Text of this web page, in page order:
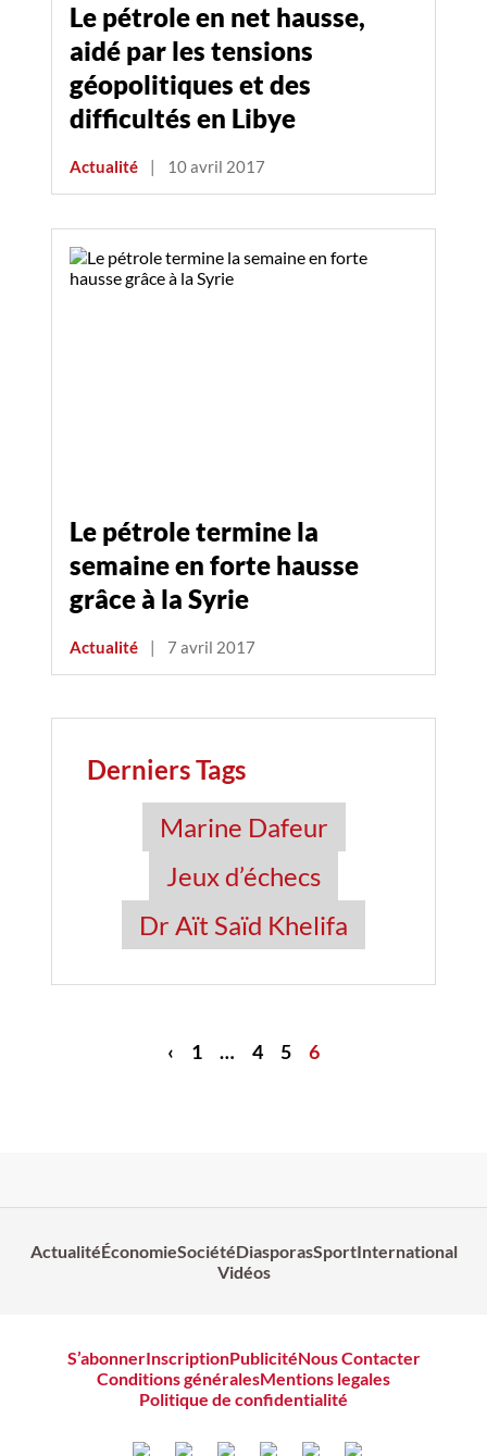
Le pétrole en net hausse,
aidé par les tensions
géopolitiques et des
difficultés en Libye
Actualité | 10 avril 2017
Le pétrole termine la
semaine en forte hausse
grâce à la Syrie
Actualité | 7 avril 2017
Derniers Tags
Marine Dafeur
Jeux d’échecs
Dr Aït Saïd Khelifa
‹ 1 … 4 5 6
ActualitéÉconomieSociétéDiasporasSportInternational
Vidéos
S’abonnerInscriptionPublicitéNous Contacter
Conditions généralesMentions legales
Politique de confidentialité